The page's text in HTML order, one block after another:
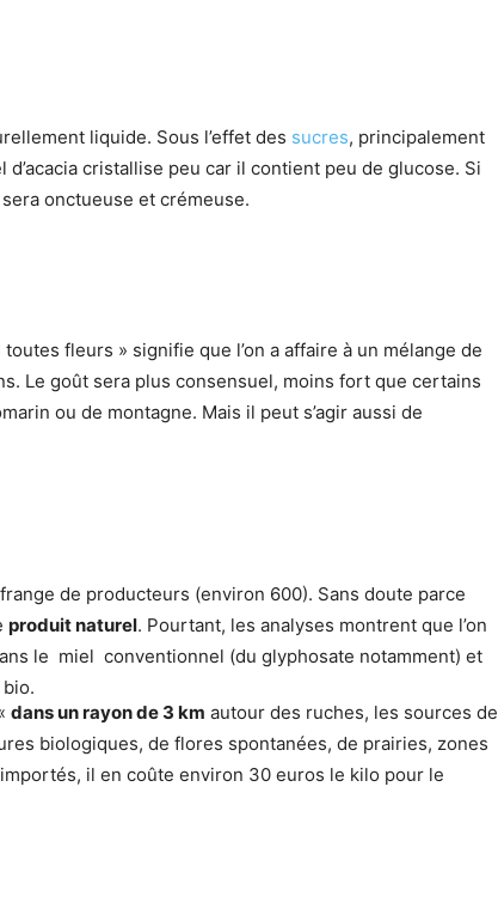
liquide. Sous l’effet des sucres, principalement
cristallise peu car il contient peu de glucose. Si
onctueuse et crémeuse.
fleurs » signifie que l’on a affaire à un mélange de
Le goût sera plus consensuel, moins fort que certains
ou de montagne. Mais il peut s’agir aussi de
de producteurs (environ 600). Sans doute parce
produit naturel. Pourtant, les analyses montrent que l’on
le miel conventionnel (du glyphosate notamment) et
dans un rayon de 3 km autour des ruches, les sources de
biologiques, de flores spontanées, de prairies, zones
il en coûte environ 30 euros le kilo pour le